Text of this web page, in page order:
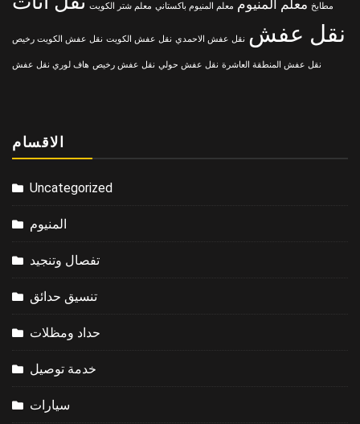
مطابخ معلم المنيوم معلم المنيوم باكستاني معلم شتر الكويت
نقل عفش نقل عفش الاحمدي نقل عفش الكويت نقل عفش الكويت رخيص
نقل عفش المنطقة العاشرة نقل عفش حولي نقل عفش رخيص هاف لوري نقل عفش
الاقسام
Uncategorized
المنيوم
تفصال وتنجيد
تنسيق حدائق
حداد ومظلات
خدمة توصيل
سيارات